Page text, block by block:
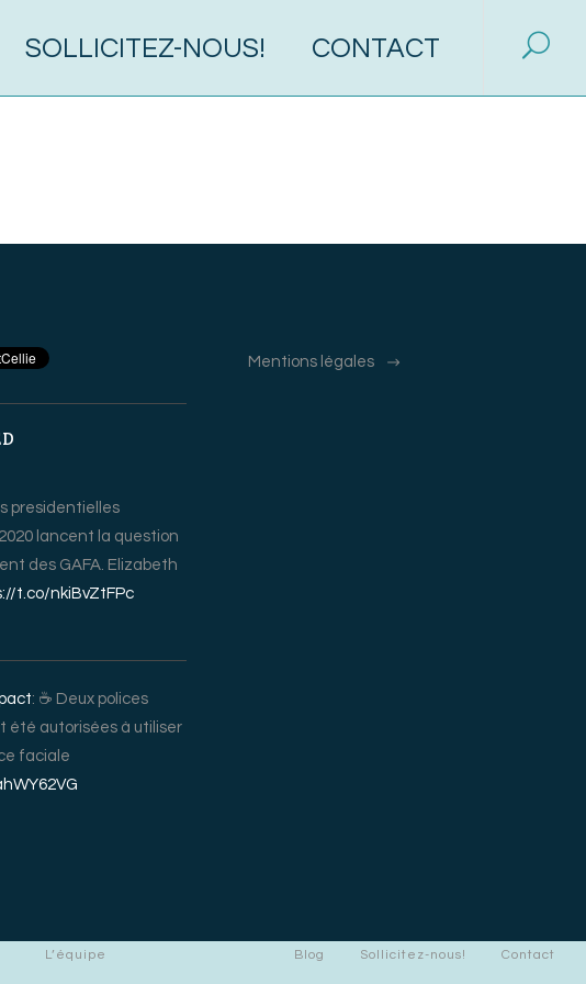
SOLLICITEZ-NOUS! CONTACT
presidentielles
lancent la question
des GAFA. Elizabeth
t.co/nkiBvZtFPc
: ☕️ Deux polices
été autorisées à utiliser
faciale
Mentions légales
L’équipe Blog Sollicitez-nous! Contact